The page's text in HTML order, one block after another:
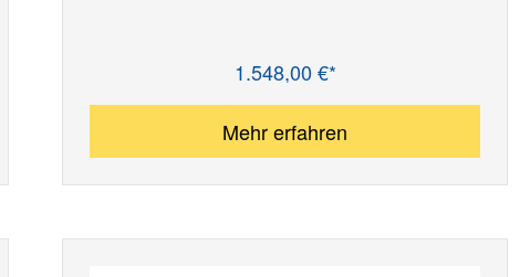
1.548,00 €*
Mehr erfahren